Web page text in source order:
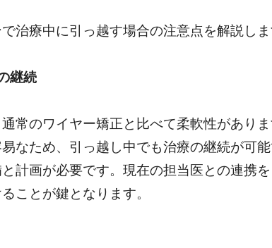
治療中に引っ越す場合の注意点を解説しま
継続
常のワイヤー矯正と比べて柔軟性があり
なため、引っ越し中でも治療の継続が可
計画が必要です。現在の担当医との連携
ことが鍵となります。